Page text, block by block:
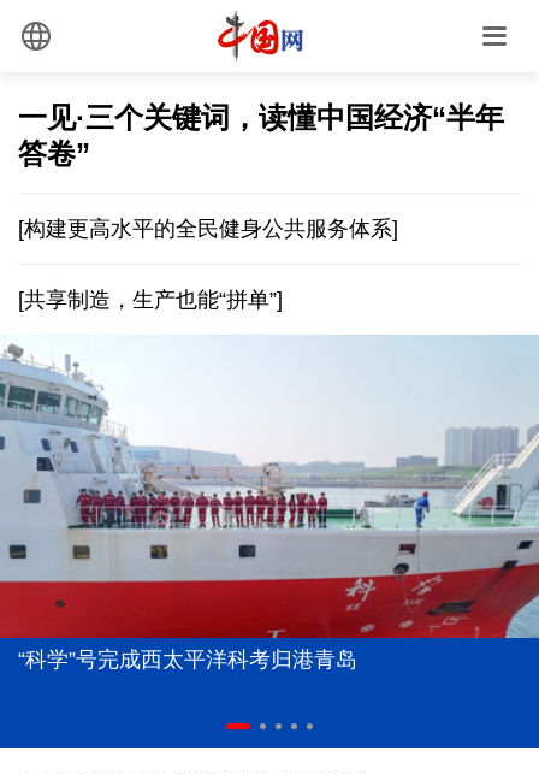
一见·三个关键词，读懂中国经济“半年
答卷”
[构建更高水平的全民健身公共服务体系]
[共享制造，生产也能“拼单”]
“科学”号完成西太平洋科考归港青岛